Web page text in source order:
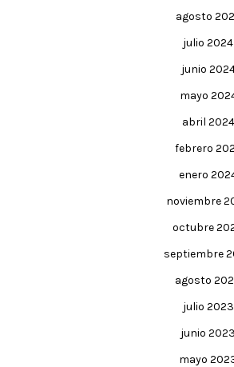
agosto
julio 2024
junio
mayo
abril 2024
febrero
enero
noviembre
octubre
septiembre
agosto
julio 2023
junio 2023
mayo